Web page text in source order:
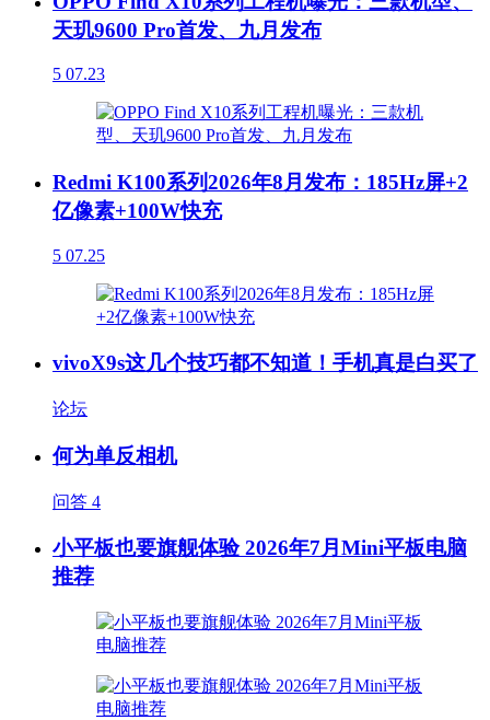
天玑9600 Pro首发、九月发布
5 07.23
Redmi K100系列2026年8月发布：185Hz屏+2
亿像素+100W快充
5 07.25
vivoX9s这几个技巧都不知道！手机真是白买了
论坛
何为单反相机
问答 4
小平板也要旗舰体验 2026年7月Mini平板电脑
推荐